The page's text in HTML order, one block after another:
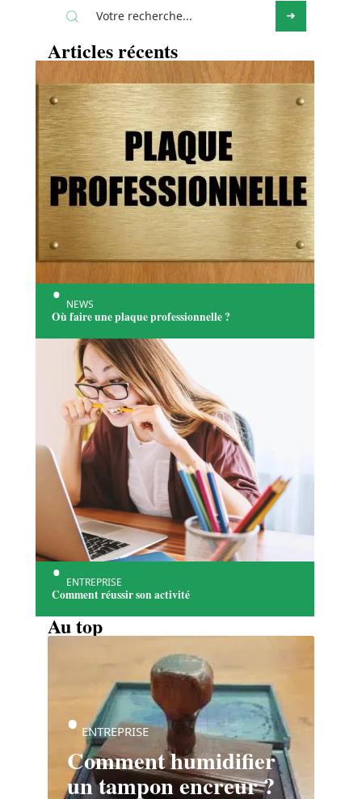
Articles récents
NEWS
Où faire une plaque professionnelle ?
ENTREPRISE
Comment réussir son activité
Au top
Comment humidifier
un tampon encreur ?
ENTREPRISE